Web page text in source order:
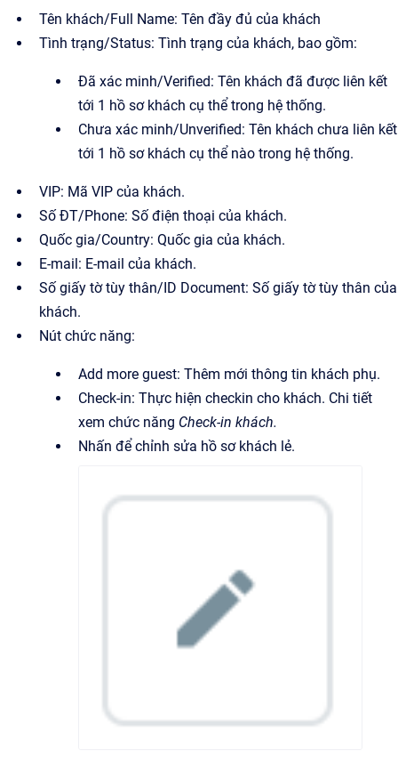
Tên khách/Full Name: Tên đầy đủ của khách
Tình trạng/Status: Tình trạng của khách, bao gồm:
Đã xác minh/Verified: Tên khách đã được liên kết
tới 1 hồ sơ khách cụ thể trong hệ thống.
Chưa xác minh/Unverified: Tên khách chưa liên kết
tới 1 hồ sơ khách cụ thể nào trong hệ thống.
VIP: Mã VIP của khách.
Số ĐT/Phone: Số điện thoại của khách.
Quốc gia/Country: Quốc gia của khách.
E-mail: E-mail của khách.
Số giấy tờ tùy thân/ID Document: Số giấy tờ tùy thân của
khách.
Nút chức năng:
Add more guest: Thêm mới thông tin khách phụ.
Check-in: Thực hiện checkin cho khách. Chi tiết
xem chức năng Check-in khách.
Nhấn để chỉnh sửa hồ sơ khách lẻ.